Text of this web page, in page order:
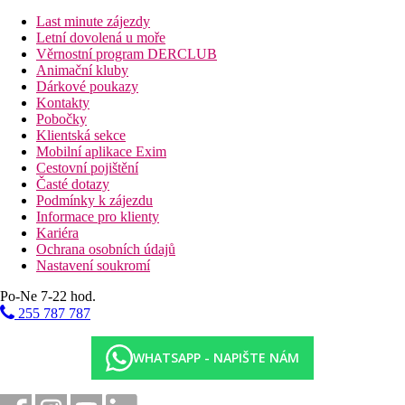
odpovídají kategorii 4*
Dvoulůžkový pokoj, Výhled moře:
kategorii 4*
Čtyřlůžkový pokoj, Výhled zahrada:
místnost, velikost cca 29m2, pokoje odpovídají kategorii
4*
Rodinný pokoj, Výhled zahrada:
místnost, velikost cca 33m2, pokoje odpovídají kategorii
4*
Junior Suita, Výhled zahrada
velikost cca 37m2, pokoje odpovídají kategorii 4*
Jednolůžkový pokoj:
Dvoulůžkový pokoj, Superior, Výhled zahrada:
zrekonstruované pokoje
Dvoulůžkový pokoj, Superior, Boční výhled na moře:
nově zrekonstruované pokoje
Dvoulůžkový pokoj, Superior, Výhled moře:
zrekonstruované pokoje
Rodinný pokoj, Superior, Výhled zahrada:
prostornější místnost, nově zrekonstruované pokoje
Junior Suita, Plunge pool:jedna místnost, privátní
bazén, nově zrekonstruované pokoje
Popis hotelu
Last minute zájezdy
Letní dovolená u moře
Věrnostní program DERCLUB
Animační kluby
Dárkové poukazy
Kontakty
Pobočky
Klientská sekce
Mobilní aplikace Exim
Cestovní pojištění
Časté dotazy
Podmínky k zájezdu
Informace pro klienty
Kariéra
Ochrana osobních údajů
Nastavení soukromí
Po-Ne 7-22 hod.
255 787 787
WHATSAPP - NAPIŠTE NÁM